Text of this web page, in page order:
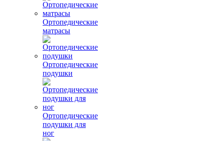
Ортопедические
матрасы
Ортопедические
подушки
Ортопедические
подушки для
ног